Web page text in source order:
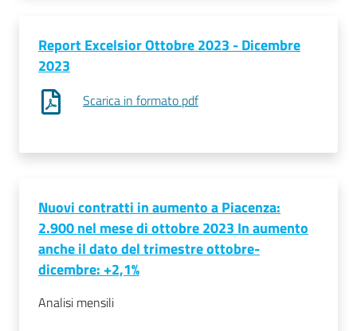
Prenotazioni
Pagamenti
Accedi
Report Excelsior Ottobre 2023 - Dicembre
2023
Scarica in formato pdf
Nuovi contratti in aumento a Piacenza:
2.900 nel mese di ottobre 2023 In aumento
anche il dato del trimestre ottobre-
dicembre: +2,1%
Analisi mensili